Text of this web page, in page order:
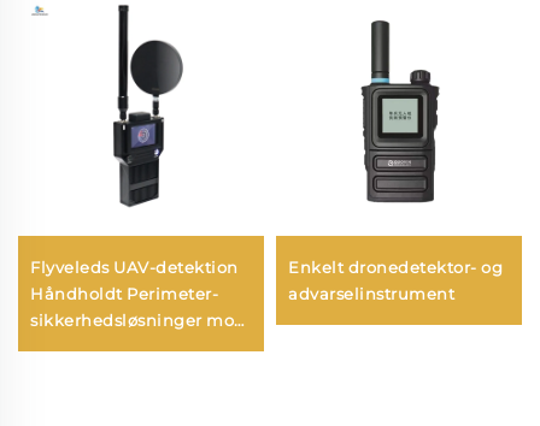
Flyveleds UAV-detektion
Håndholdt Perimeter-
sikkerhedsløsninger mod
Enkelt dronedetektor- og
advarselinstrument